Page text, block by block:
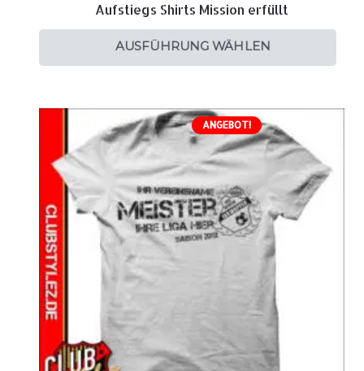
Aufstiegs Shirts Mission erfüllt
AUSFÜHRUNG WÄHLEN
ANGEBOT!